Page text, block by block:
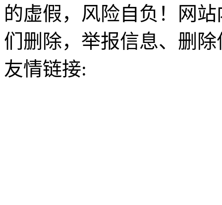
的虚假，风险自负！网
们删除，举报信息、删
友情链接: